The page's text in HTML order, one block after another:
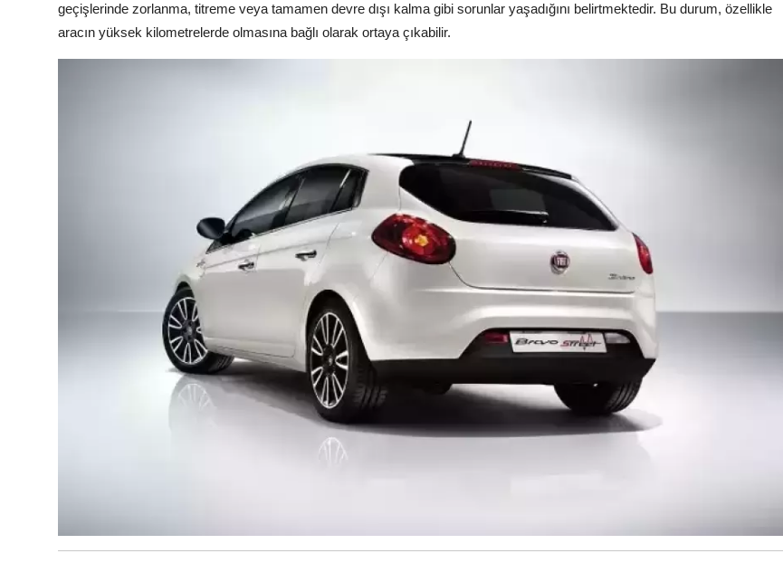
geçişlerinde zorlanma, titreme veya tamamen devre dışı kalma gibi sorunlar yaşadığını belirtmektedir. Bu durum, özellikle
aracın yüksek kilometrelerde olmasına bağlı olarak ortaya çıkabilir.